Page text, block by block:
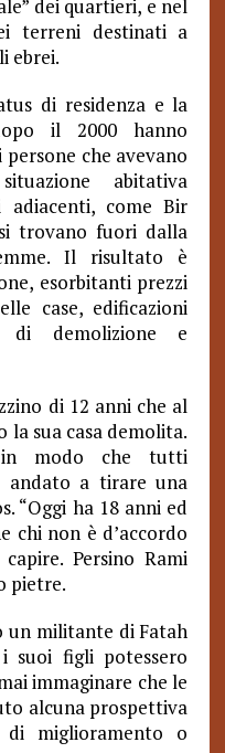
dei quartieri, e nel
terreni destinati a
ebrei.
di residenza e la
il 2000 hanno
che avevano
abitativa
adiacenti, come Bir
trovano fuori dalla
Il risultato è
esorbitanti prezzi
case, edificazioni
di demolizione e
di 12 anni che al
sua casa demolita.
in modo che tutti
andato a tirare una
“Oggi ha 18 anni ed
chi non è d’accordo
Persino Rami
pietre.
un militante di Fatah
suoi figli potessero
immaginare che le
alcuna prospettiva
miglioramento o